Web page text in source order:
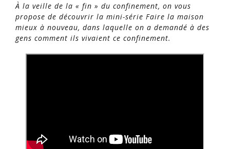
À la veille de la « fin » du confinement, on vous
propose de découvrir la mini-série Faire la maison
mieux à nouveau, dans laquelle on a demandé à des
gens comment ils vivaient ce confinement.